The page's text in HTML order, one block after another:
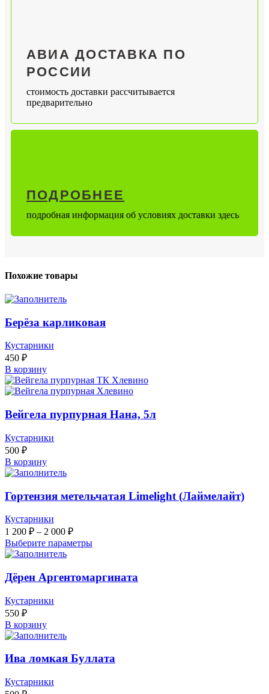
АВИА ДОСТАВКА ПО
РОССИИ
стоимость доставки рассчитывается
предварительно
ПОДРОБНЕЕ
подробная информация об условиях доставки здесь
Похожие товары
Берёза карликовая
Кустарники
450 ₽
В корзину
Вейгела пурпурная Нана, 5л
Кустарники
500 ₽
В корзину
Гортензия метельчатая Limelight (Лаймелайт)
Кустарники
1 200 ₽ – 2 000 ₽
Выберите параметры
Дёрен Аргентомаргината
Кустарники
550 ₽
В корзину
Ива ломкая Буллата
Кустарники